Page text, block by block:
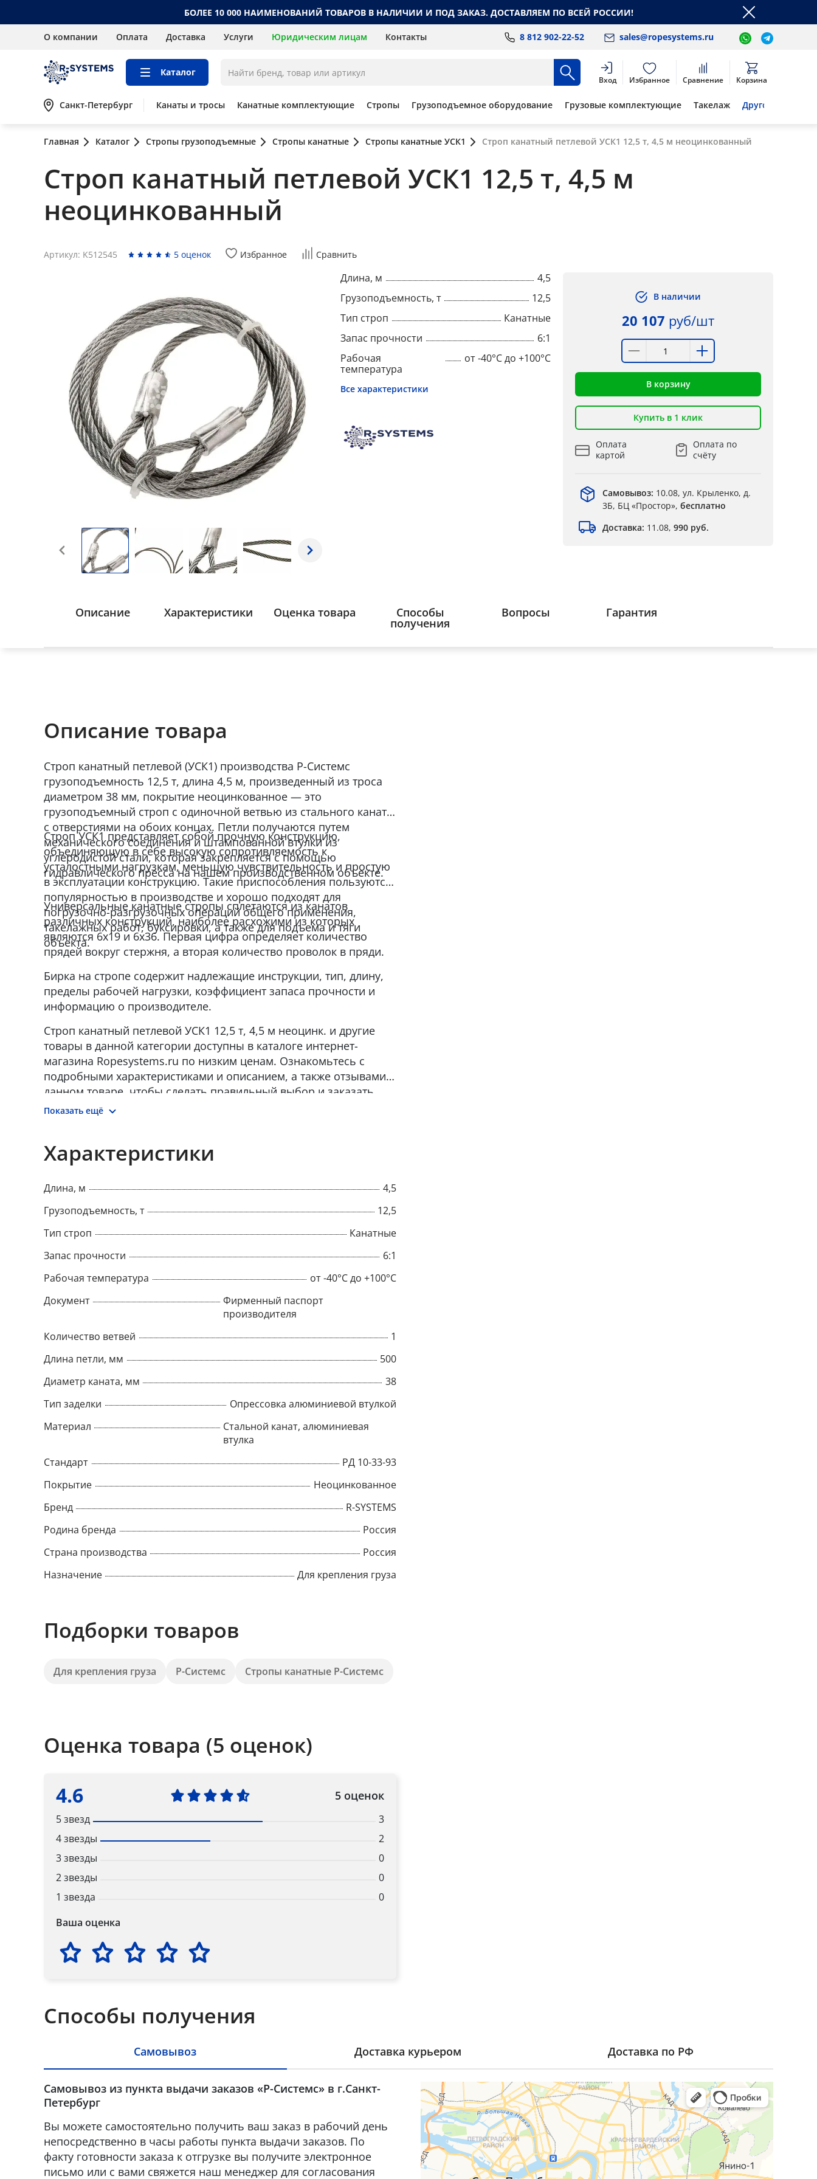
БОЛЕЕ 10 000 НАИМЕНОВАНИЙ ТОВАРОВ В НАЛИЧИИ И ПОД ЗАКАЗ. ДОСТАВЛЯЕМ ПО ВСЕЙ РОССИИ!
О компании Оплата Доставка Услуги Юридическим лицам Контакты 8 812 902-22-52 sales@ropesystems.ru
Каталог
Вход Избранное Сравнение Корзина
Санкт-Петербург Канаты и тросы Канатные комплектующие Стропы Грузоподъемное оборудование Грузовые комплектующие Такелаж Другое
Главная Каталог Стропы грузоподъемные Стропы канатные Стропы канатные УСК1 Строп канатный петлевой УСК1 12,5 т, 4,5 м неоцинкованный
Строп канатный петлевой УСК1 12,5 т, 4,5 м
неоцинкованный
Артикул: K512545 5 оценок Избранное Сравнить
Длина, м
4,5
Грузоподъемность, т
12,5
Тип строп
Канатные
Запас прочности
6:1
Рабочая
температура
от -40°C до +100°C
Все характеристики
В наличии
20 107 руб/шт
В корзину
Купить в 1 клик
Оплата
картой
Оплата по
счёту
Самовывоз: 10.08, ул. Крыленко, д.
3Б, БЦ «Простор», бесплатно
Доставка: 11.08, 990 руб.
Описание Характеристики Оценка товара Способы
получения
Вопросы Гарантия
Описание товара
Строп канатный петлевой (УСК1) производства Р-Системс
грузоподъемность 12,5 т, длина 4,5 м, произведенный из троса
диаметром 38 мм, покрытие неоцинкованное — это
грузоподъемный строп c одиночной ветвью из стального каната
с отверстиями на обоих концах. Петли получаются путем
механического соединения и штампованной втулки из
углеродистой стали, которая закрепляется с помощью
гидравлического пресса на нашем производственном объекте.
Строп УСК1 представляет собой прочную конструкцию,
объединяющую в себе высокую сопротивляемость к
усталостными нагрузкам, меньшую чувствительность и простую
в эксплуатации конструкцию. Такие приспособления пользуются
популярностью в производстве и хорошо подходят для
погрузочно-разгрузочных операций общего применения,
такелажных работ, буксировки, а также для подъема и тяги
объекта.
Универсальные канатные стропы сплетаются из канатов
различных конструкций, наиболее расхожими из которых
являются 6x19 и 6x36. Первая цифра определяет количество
прядей вокруг стержня, а вторая количество проволок в пряди.
Бирка на стропе содержит надлежащие инструкции, тип, длину,
пределы рабочей нагрузки, коэффициент запаса прочности и
информацию о производителе.
Строп канатный петлевой УСК1 12,5 т, 4,5 м неоцинк. и другие
товары в данной категории доступны в каталоге интернет-
магазина Ropesystems.ru по низким ценам. Ознакомьтесь с
подробными характеристиками и описанием, а также отзывами о
данном товаре, чтобы сделать правильный выбор и заказать
товар онлайн.
Показать ещё
Характеристики
Длина, м
4,5
Грузоподъемность, т
12,5
Тип строп
Канатные
Запас прочности
6:1
Рабочая температура
от -40°C до +100°C
Документ
Фирменный паспорт
производителя
Количество ветвей
1
Длина петли, мм
500
Диаметр каната, мм
38
Тип заделки
Опрессовка алюминиевой втулкой
Материал
Стальной канат, алюминиевая
втулка
Стандарт
РД 10-33-93
Покрытие
Неоцинкованное
Бренд
R-SYSTEMS
Родина бренда
Россия
Страна производства
Россия
Назначение
Для крепления груза
Подборки товаров
Для крепления груза Р-Системс Стропы канатные Р-Системс
Оценка товара (5 оценок)
4.6 5 оценок
5 звезд
3
4 звезды
2
3 звезды
0
2 звезды
0
1 звезда
0
Ваша оценка
Способы получения
Самовывоз Доставка курьером Доставка по РФ
Самовывоз из пункта выдачи заказов «Р-Системс» в г.Санкт-
Петербург
Вы можете самостоятельно получить ваш заказ в рабочий день
непосредственно в часы работы пункта выдачи заказов. По
факту готовности заказа к отгрузке вы получите электронное
письмо или с вами свяжется наш менеджер для согласования
Popup
Title